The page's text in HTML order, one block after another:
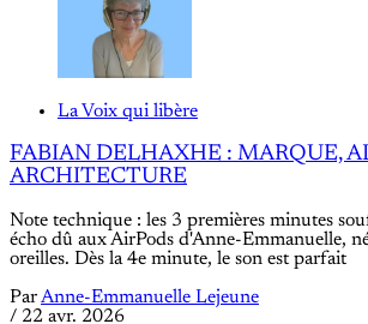
La Voix qui libère
FABIAN DELHAXHE : MARQUE,
ARCHITECTURE
Note technique : les 3 premières minutes
écho dû aux AirPods d'Anne-Emmanuelle,
oreilles. Dès la 4e minute, le son est parfait
ParAnne-Emmanuelle Lejeune
/ 22 avr. 2026